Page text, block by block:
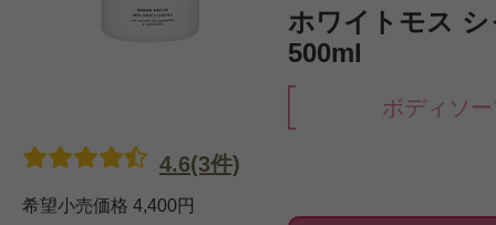
ホワイトモス
500ml
ボディソ
希望小売価格 4,400円
4.6(3件)